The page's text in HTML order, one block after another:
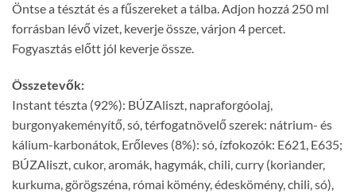
Öntse a tésztát és a fűszereket a tálba. Adjon hozzá 250 ml
forrásban lévő vizet, keverje össze, várjon 4 percet.
Fogyasztás előtt jól keverje össze.
Összetevők:
Instant tészta (92%): BÚZAliszt, napraforgóolaj,
burgonyakeményítő, só, térfogatnövelő szerek: nátrium- és
kálium-karbonátok, Erőleves (8%): só, ízfokozók: E621, E635;
BÚZAliszt, cukor, aromák, hagymák, chili, curry (koriander,
kurkuma, görögszéna, római kömény, édeskömény, chili, só),